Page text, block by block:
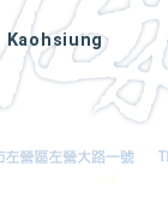
Kaohsiung